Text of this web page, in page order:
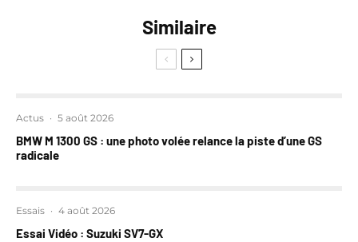
Similaire
Actus · 5 août 2026
BMW M 1300 GS : une photo volée relance la piste d’une GS
radicale
Essais · 4 août 2026
Essai Vidéo : Suzuki SV7-GX